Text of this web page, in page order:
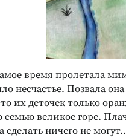
время пролетала
несчастье. Позвала
их деточек только
великое горе.
сделать ничего не